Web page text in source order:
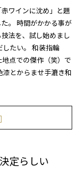
ワインに沈め」と題
。 時間がかかる事が
法を、試し始めまし
したい。 和装指輪
点での傑作（笑）で
とからませ手漉き和
定らしい